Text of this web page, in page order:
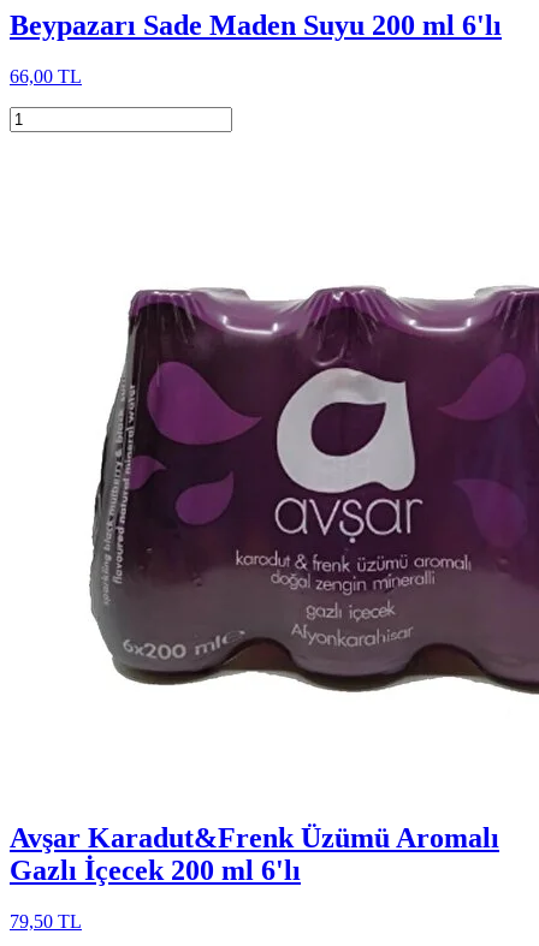
Beypazarı Sade Maden Suyu 200 ml 6'lı
66,00 TL
Avşar Karadut&Frenk Üzümü Aromalı
Gazlı İçecek 200 ml 6'lı
79,50 TL